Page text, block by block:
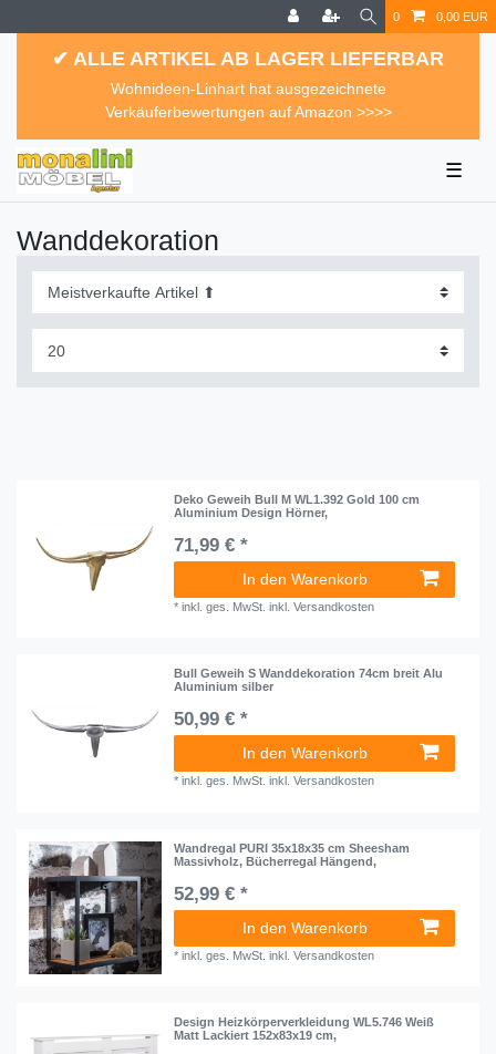
0 0,00 EUR
✔ ALLE ARTIKEL AB LAGER LIEFERBAR
Wohnideen-Linhart hat ausgezeichnete
Verkäuferbewertungen auf Amazon >>>>
☰
Wanddekoration
Deko Geweih Bull M WL1.392 Gold 100 cm
Aluminium Design Hörner,
71,99 € *
In den Warenkorb
*inkl. ges. MwSt. inkl.Versandkosten
Bull Geweih S Wanddekoration 74cm breit Alu
Aluminium silber
50,99 € *
In den Warenkorb
*inkl. ges. MwSt. inkl.Versandkosten
Wandregal PURI 35x18x35 cm Sheesham
Massivholz, Bücherregal Hängend,
52,99 € *
In den Warenkorb
*inkl. ges. MwSt. inkl.Versandkosten
Design Heizkörperverkleidung WL5.746 Weiß
Matt Lackiert 152x83x19 cm,